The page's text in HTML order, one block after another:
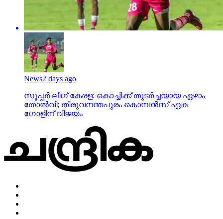
News2 days ago
സൂപ്പര്‍ ലീഗ് കേരള: കൊച്ചിക്ക് തുടര്‍ച്ചയായ ഏഴാം
തോല്‍വി; തിരുവനന്തപുരം കൊമ്പന്‍സ് ഏക
ഗോളിന് വിജയം